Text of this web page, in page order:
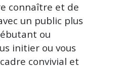
connaître et de
un public plus
ou
initier ou vous
convivial et